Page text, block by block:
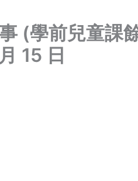
(學前兒童課
15 日